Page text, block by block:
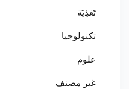
تَغذِيَة
تكنولوجيا
علوم
غير مصنف